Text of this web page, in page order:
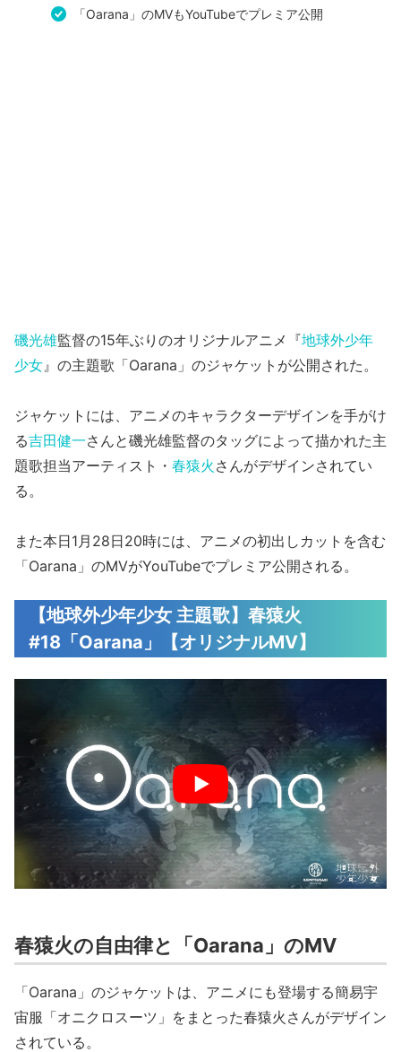
「Oarana」のMVもYouTubeでプレミア公開
磯光雄監督の15年ぶりのオリジナルアニメ『地球外少年
少女』の主題歌「Oarana」のジャケットが公開された。
ジャケットには、アニメのキャラクターデザインを手がけ
る吉田健一さんと磯光雄監督のタッグによって描かれた主
題歌担当アーティスト・ 春猿火 さんがデザインされてい
る。
また本日1月28日20時には、アニメの初出しカットを含む
「Oarana」のMVがYouTubeでプレミア公開される。
【地球外少年少女 主題歌】春猿火
#18「Oarana」【オリジナルMV】
春猿火の自由律と「Oarana」のMV
「Oarana」のジャケットは、アニメにも登場する簡易宇
宙服「オニクロスーツ」をまとった春猿火さんがデザイン
されている。